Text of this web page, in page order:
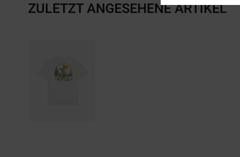
ZULETZT ANGESEHENE ARTIKEL